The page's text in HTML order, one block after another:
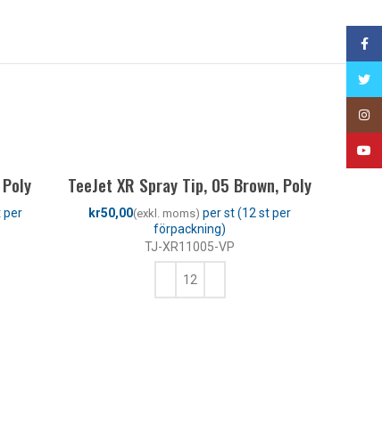
TeeJet XR Spray Tip, 05 Brown, Poly
kr
TJ-XR11005-VP